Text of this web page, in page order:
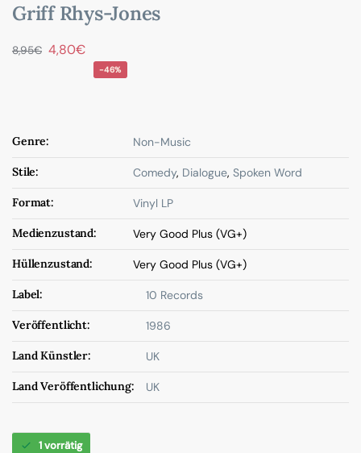
Griff Rhys-Jones
8,95€ 4,80€
-46%
Genre: Non-Music
Stile: Comedy, Dialogue, Spoken Word
Format: Vinyl LP
Medienzustand: Very Good Plus (VG+)
Hüllenzustand: Very Good Plus (VG+)
Label: 10 Records
Veröffentlicht: 1986
Land Künstler: UK
Land Veröffentlichung: UK
1 vorrätig